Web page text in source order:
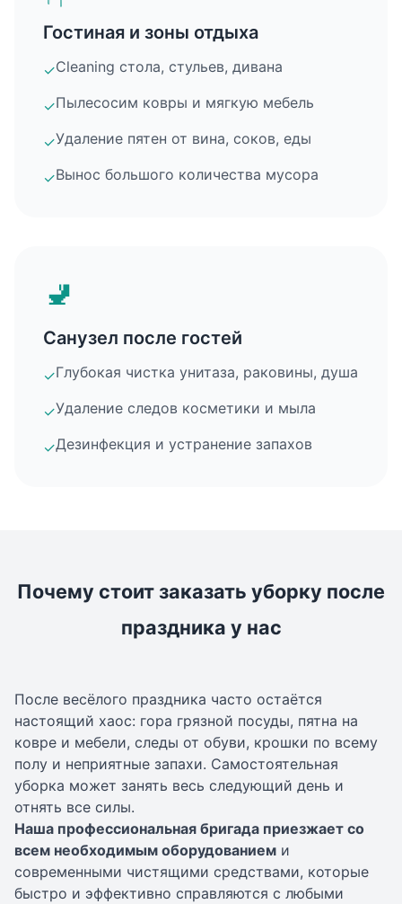
Гостиная и зоны отдыха
✓Cleaning стола, стульев, дивана
✓Пылесосим ковры и мягкую мебель
✓Удаление пятен от вина, соков, еды
✓Вынос большого количества мусора
🚽
Санузел после гостей
✓Глубокая чистка унитаза, раковины, душа
✓Удаление следов косметики и мыла
✓Дезинфекция и устранение запахов
Почему стоит заказать уборку после
праздника у нас
После весёлого праздника часто остаётся
настоящий хаос: гора грязной посуды, пятна на
ковре и мебели, следы от обуви, крошки по всему
полу и неприятные запахи. Самостоятельная
уборка может занять весь следующий день и
отнять все силы.
Наша профессиональная бригада приезжает со
всем необходимым оборудованием и
современными чистящими средствами, которые
быстро и эффективно справляются с любыми